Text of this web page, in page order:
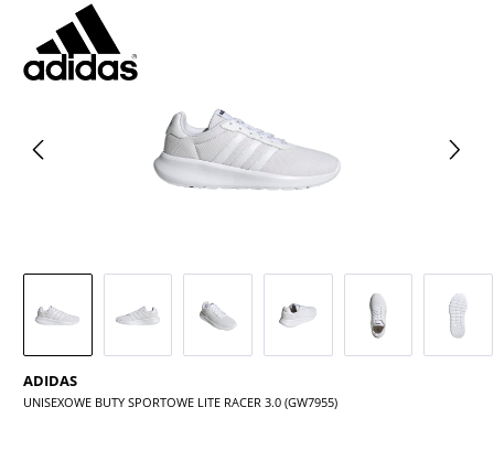
Pomiń galerię zdjęć
ADIDAS
UNISEXOWE BUTY SPORTOWE LITE RACER 3.0 (GW7955)